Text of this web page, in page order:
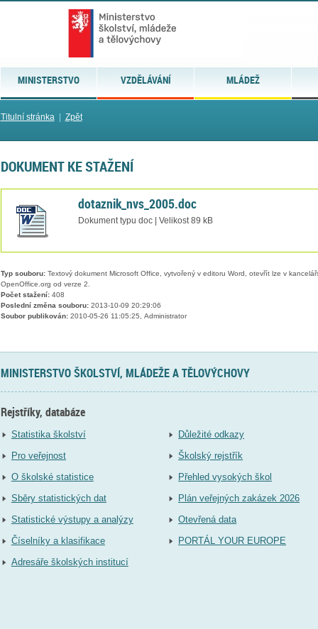
MINISTERSTVO VZDĚLÁVÁNÍ MLÁDEŽ
Titulní stránka| Zpět
DOKUMENT KE STAŽENÍ
dotaznik_nvs_2005.doc
Dokument typu doc | Velikost 89 kB
Typ souboru:Textový dokument Microsoft Office, vytvořený v editoru Word, otevřít lze v
OpenOffice.org od verze 2.
Počet stažení:408
Poslední změna souboru:2013-10-09 20:29:06
Soubor publikován:2010-05-26 11:05:25, Administrator
MINISTERSTVO ŠKOLSTVÍ, MLÁDEŽE A TĚLOVÝCHOVY
Rejstříky, databáze
Statistika školství
Pro veřejnost
O školské statistice
Sběry statistických dat
Statistické výstupy a analýzy
Číselníky a klasifikace
Adresáře školských institucí
Důležité odkazy
Školský rejstřík
Přehled vysokých škol
Plán veřejných zakázek 2026
Otevřená data
PORTÁL YOUR EUROPE